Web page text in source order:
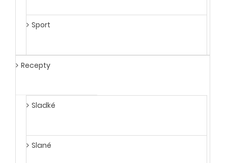
Sport
Recepty
Sladké
Slané